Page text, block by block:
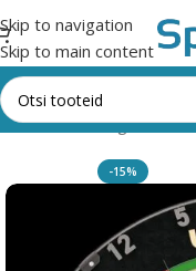
Skip to navigation
Skip to main content
Kõik kategooriad
-15%